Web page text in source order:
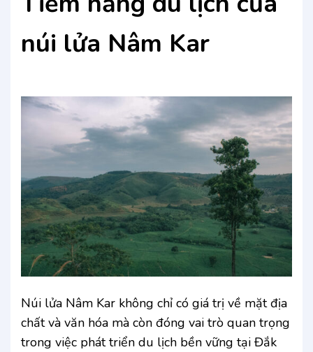
núi lửa Nâm Kar
Núi lửa Nâm Kar không chỉ có giá trị về mặt địa
chất và văn hóa mà còn đóng vai trò quan trọng
trong việc phát triển du lịch bền vững tại Đắk